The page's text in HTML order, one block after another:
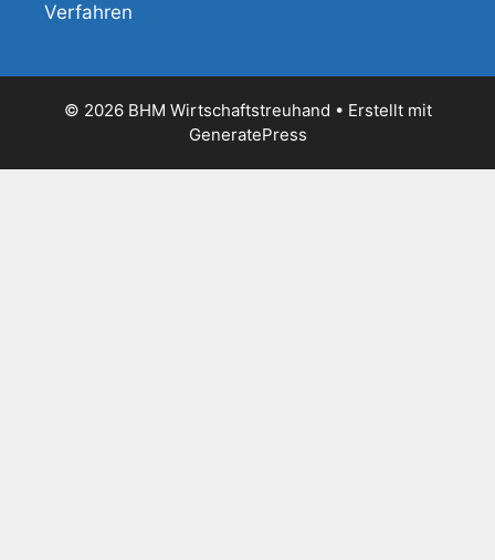
Verfahren
© 2026 BHM Wirtschaftstreuhand • Erstellt mit
GeneratePress